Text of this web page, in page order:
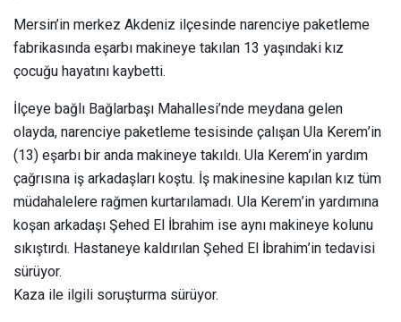
Mersin’in merkez Akdeniz ilçesinde narenciye paketleme
fabrikasında eşarbı makineye takılan 13 yaşındaki kız
çocuğu hayatını kaybetti.
İlçeye bağlı Bağlarbaşı Mahallesi’nde meydana gelen
olayda, narenciye paketleme tesisinde çalışan Ula Kerem’in
(13) eşarbı bir anda makineye takıldı. Ula Kerem’in yardım
çağrısına iş arkadaşları koştu. İş makinesine kapılan kız tüm
müdahalelere rağmen kurtarılamadı. Ula Kerem’in yardımına
koşan arkadaşı Şehed El İbrahim ise aynı makineye kolunu
sıkıştırdı. Hastaneye kaldırılan Şehed El İbrahim’in tedavisi
sürüyor.
Kaza ile ilgili soruşturma sürüyor.